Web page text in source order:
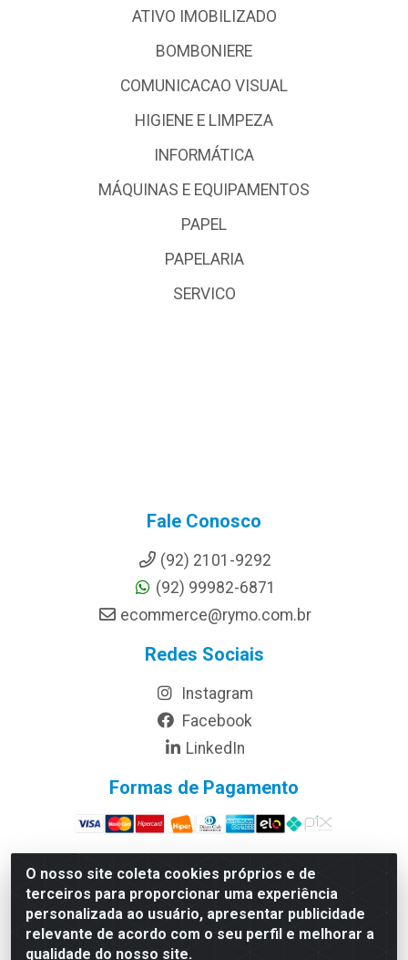
O nosso site coleta cookies próprios e de
terceiros para proporcionar uma experiência
personalizada ao usuário, apresentar publicidade
relevante de acordo com o seu perfil e melhorar a
qualidade do nosso site.
ATIVO IMOBILIZADO
BOMBONIERE
COMUNICACAO VISUAL
HIGIENE E LIMPEZA
INFORMÁTICA
MÁQUINAS E EQUIPAMENTOS
PAPEL
PAPELARIA
SERVICO
Fale Conosco
(92) 2101-9292
(92) 99982-6871
ecommerce@rymo.com.br
Redes Sociais
Instagram
Facebook
LinkedIn
Formas de Pagamento
Rymo Imagem e Produtos Gráficos da Amazonia LTDA -
Av. Ajuricaba, 379 - Cachoeirinha, Manaus/AM - CEP
69065-110 - CNPJ 14.220.230.0001-70